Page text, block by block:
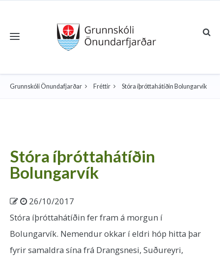
Toggle navigation
Grunnskóli Önundafjarðar Fréttir Stóra íþróttahátíðin Bolungarvík
Stóra íþróttahátíðin
Bolungarvík
26/10/2017
Stóra íþróttahátíðin fer fram á morgun í
Bolungarvík. Nemendur okkar í eldri hóp hitta þar
fyrir samaldra sína frá Drangsnesi, Suðureyri,